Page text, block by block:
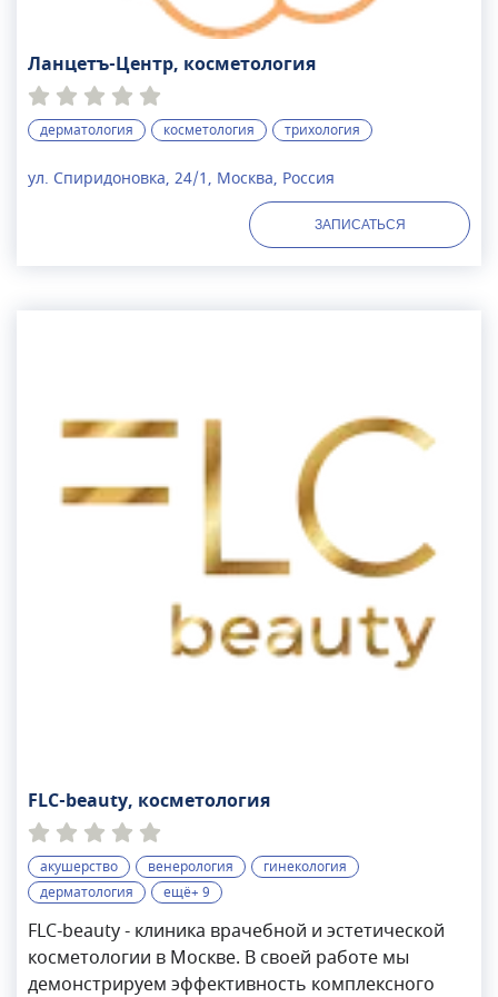
Ланцетъ-Центр, косметология
дерматология косметология трихология
ул. Спиридоновка, 24/1, Москва, Россия
ЗАПИСАТЬСЯ
FLC-beauty, косметология
акушерство венерология
гинекология
дерматология
ещё+ 9
FLC-beauty - клиника врачебной и эстетической
косметологии в Москве. В своей работе мы
демонстрируем эффективность комплексного